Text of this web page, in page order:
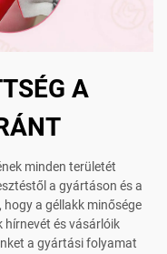
A
minden területét
a gyártáson és a
a géllakk minősége
hírnevét és vásárlóik
a gyártási folyamat